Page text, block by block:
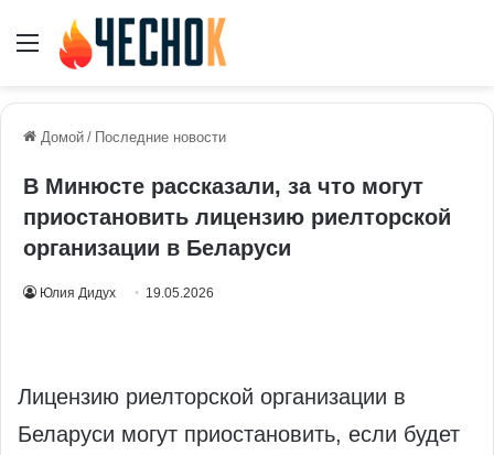
Меню
Домой / Последние новости
В Минюсте рассказали, за что могут
приостановить лицензию риелторской
организации в Беларуси
Юлия Дидух 19.05.2026
Лицензию риелторской организации в
Беларуси могут приостановить, если будет